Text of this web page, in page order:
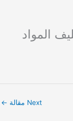
المواد
Next مقالة ←